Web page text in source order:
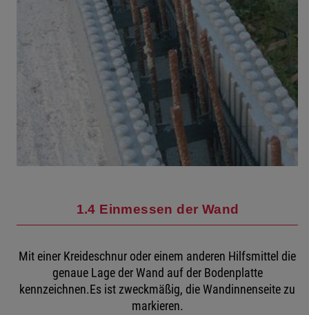
1.4 Einmessen der Wand
Mit einer Kreideschnur oder einem anderen Hilfsmittel die
genaue Lage der Wand auf der Bodenplatte
kennzeichnen.Es ist zweckmäßig, die Wandinnenseite zu
markieren.